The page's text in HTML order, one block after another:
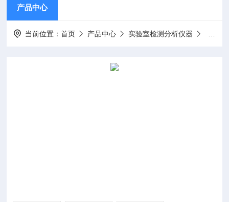
产品中心
当前位置：首页 产品中心 实验室检测分析仪器